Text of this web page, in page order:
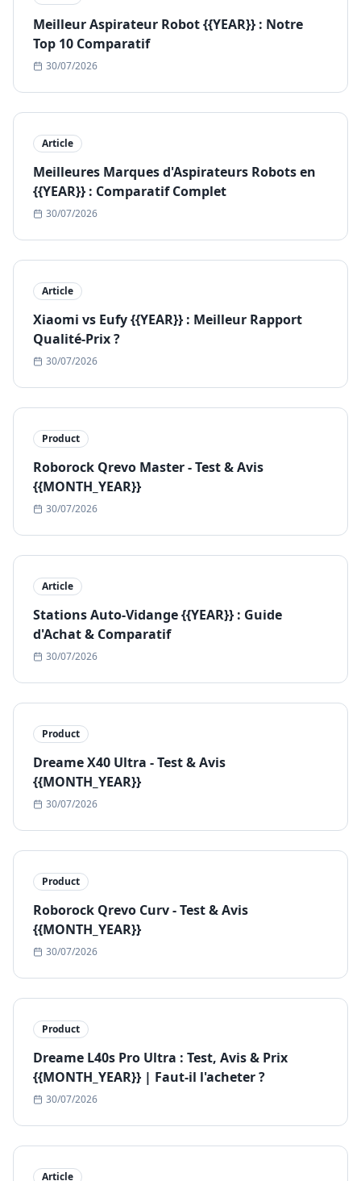
Meilleur Aspirateur Robot {{YEAR}} : Notre
Top 10 Comparatif
30/07/2026
Article
Meilleures Marques d'Aspirateurs Robots en
{{YEAR}} : Comparatif Complet
30/07/2026
Article
Xiaomi vs Eufy {{YEAR}} : Meilleur Rapport
Qualité-Prix ?
30/07/2026
Product
Roborock Qrevo Master - Test & Avis
{{MONTH_YEAR}}
30/07/2026
Article
Stations Auto-Vidange {{YEAR}} : Guide
d'Achat & Comparatif
30/07/2026
Product
Dreame X40 Ultra - Test & Avis
{{MONTH_YEAR}}
30/07/2026
Product
Roborock Qrevo Curv - Test & Avis
{{MONTH_YEAR}}
30/07/2026
Product
Dreame L40s Pro Ultra : Test, Avis & Prix
{{MONTH_YEAR}} | Faut-il l'acheter ?
30/07/2026
Article